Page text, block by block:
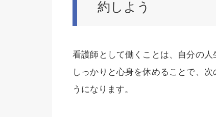
約しよう
看護師として働くことは、自分の人
しっかりと心身を休めることで、
うになります。